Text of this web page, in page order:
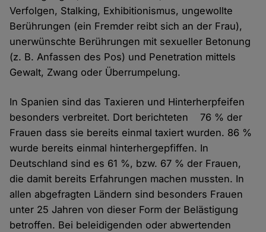
Verfolgen, Stalking, Exhibitionismus, ungewollte
Berührungen (ein Fremder reibt sich an der Frau),
unerwünschte Berührungen mit sexueller Betonung
(z. B. Anfassen des Pos) und Penetration mittels
Gewalt, Zwang oder Überrumpelung.
In Spanien sind das Taxieren und Hinterherpfeifen
besonders verbreitet. Dort berichteten 76 % der
Frauen dass sie bereits einmal taxiert wurden. 86 %
wurde bereits einmal hinterhergepfiffen. In
Deutschland sind es 61 %, bzw. 67 % der Frauen,
die damit bereits Erfahrungen machen mussten. In
allen abgefragten Ländern sind besonders Frauen
unter 25 Jahren von dieser Form der Belästigung
betroffen. Bei beleidigenden oder abwertenden